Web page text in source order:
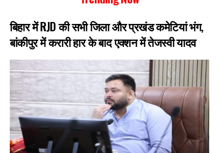
बिहार में RJD की सभी जिला और प्रखंड कमेटियां भंग,
बांकीपुर में करारी हार के बाद एक्शन में तेजस्वी यादव